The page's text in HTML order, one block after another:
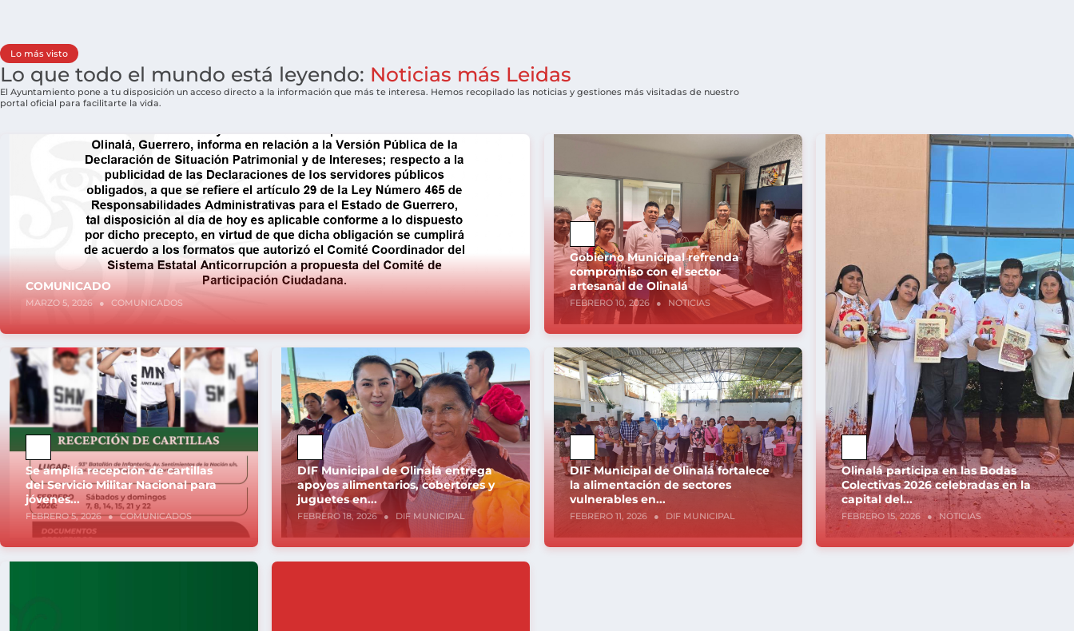
Lo más visto
Lo que todo el mundo está leyendo: Noticias más Leidas
El Ayuntamiento pone a tu disposición un acceso directo a la información que más te interesa. Hemos recopilado las noticias y gestiones más visitadas de nuestro
portal oficial para facilitarte la vida.
COMUNICADO
MARZO 5, 2026 ● COMUNICADOS
Se amplía recepción de cartillas
del Servicio Militar Nacional para
jóvenes...
FEBRERO 5, 2026 ● COMUNICADOS
DIF Municipal de Olinalá entrega
apoyos alimentarios, cobertores y
juguetes en...
FEBRERO 18, 2026 ● DIF MUNICIPAL
Gobierno Municipal refrenda
compromiso con el sector
artesanal de Olinalá
FEBRERO 10, 2026 ● NOTICIAS
DIF Municipal de Olinalá fortalece
la alimentación de sectores
vulnerables en...
FEBRERO 11, 2026 ● DIF MUNICIPAL
Olinalá participa en las Bodas
Colectivas 2026 celebradas en la
capital del...
FEBRERO 15, 2026 ● NOTICIAS